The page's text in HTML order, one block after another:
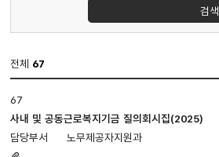
검색
전체 67
게시판
입니다.
번호,
제목,
67
사내 및 공동근로복지기금 질의회시집(2025)
노무제공자지원과